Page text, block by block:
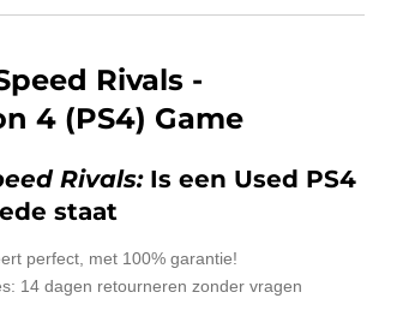
Rivals -
4 (PS4) Game
Rivals: Is een Used PS4
staat
perfect, met 100% garantie!
14 dagen retourneren zonder vragen